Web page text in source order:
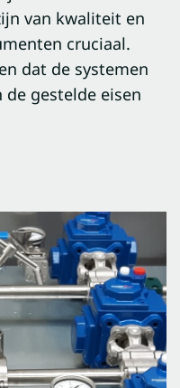
van kwaliteit en
cruciaal.
dat de systemen
gestelde eisen